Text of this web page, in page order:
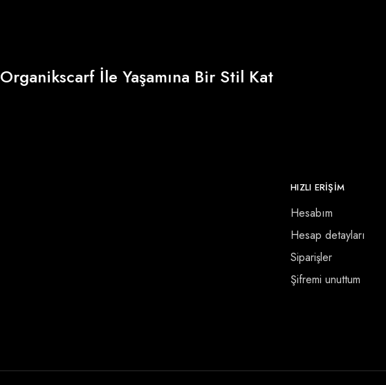
Organikscarf İle Yaşamına Bir Stil Kat
HIZLI ERİŞİM
Hesabım
Hesap detayları
Siparişler
Şifremi unuttum